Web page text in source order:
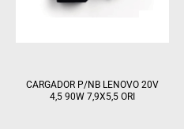
CARGADOR P/NB LENOVO 20V
4,5 90W 7,9X5,5 ORI